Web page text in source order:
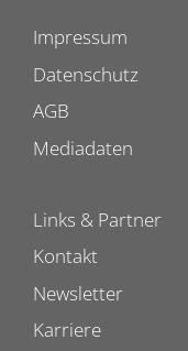
Impressum
Datenschutz
AGB
Mediadaten
Links & Partner
Kontakt
Newsletter
Karriere